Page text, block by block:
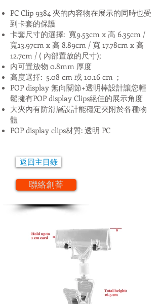
PC Clip 9384 夾的內容物在展示的同時也受
到卡套的保護
卡套尺寸的選擇: 寬9.53cm x 高 6.35cm /
寬13.97cm x 高 8.89cm / 寬 17.78cm x 高
12.7cm / ( 內部置放的尺寸);
內可置放物 0.8mm 厚度
高度選擇: 5.08 cm 或 10.16 cm ;
POP display 無向關節+透明棒設計讓您輕
鬆擁有POP display Clips絕佳的展示角度
大夾內有防滑層設計能穩定夾附於各種物
體
POP display clips材質: 透明 PC
返回主目錄
聯絡創菩